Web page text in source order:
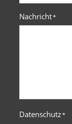
Nachricht*
Datenschutz*